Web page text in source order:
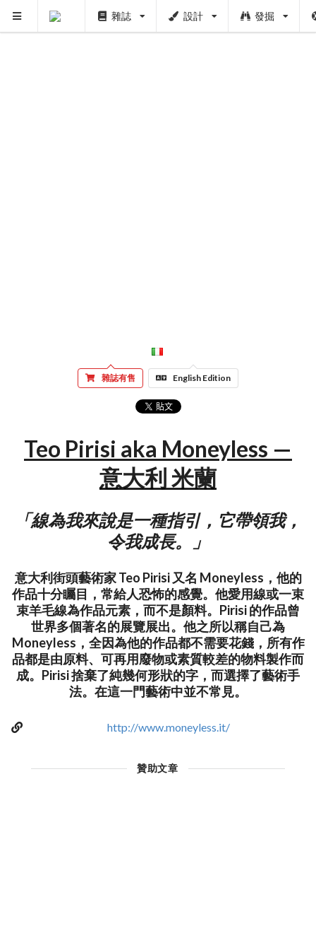
雜誌 設計 發掘
雜誌有售 English Edition
Teo Pirisi aka Moneyless —
意大利 米蘭
「線為我來說是一種指引，它帶領我，
令我成長。」
意大利街頭藝術家 Teo Pirisi 又名 Moneyless，他的
作品十分矚目，常給人恐怖的感覺。他愛用線或一束
束羊毛線為作品元素，而不是顏料。Pirisi 的作品曾
世界多個著名的展覽展出。他之所以稱自己為
Moneyless，全因為他的作品都不需要花錢，所有作
品都是由原料、可再用廢物或素質較差的物料製作而
成。Pirisi 捨棄了純幾何形狀的字，而選擇了藝術手
法。在這一門藝術中並不常見。
http://www.moneyless.it/
贊助文章